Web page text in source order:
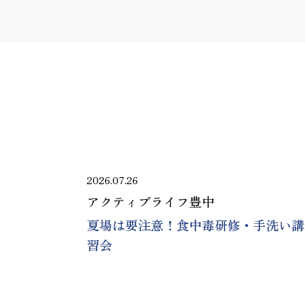
2026.07.26
アクティブライフ豊中
夏場は要注意！食中毒研修・手洗い講
習会